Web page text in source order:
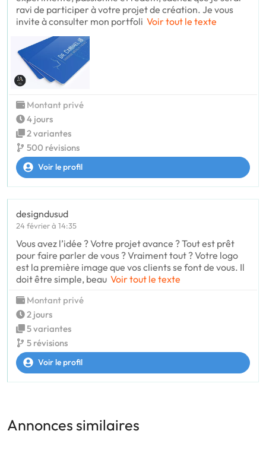
ravi de participer à votre projet de création. Je vous
invite à consulter mon portfoli Voir tout le texte
Montant privé
4 jours
2 variantes
500 révisions
Voir le profil
designdusud
24 février à 14:35
Vous avez l’idée ? Votre projet avance ? Tout est prêt
pour faire parler de vous ? Vraiment tout ? Votre logo
est la première image que vos clients se font de vous. Il
doit être simple, beau Voir tout le texte
Montant privé
2 jours
5 variantes
5 révisions
Voir le profil
Annonces similaires